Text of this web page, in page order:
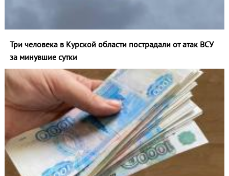
Три человека в Курской области пострадали от атак ВСУ
за минувшие сутки